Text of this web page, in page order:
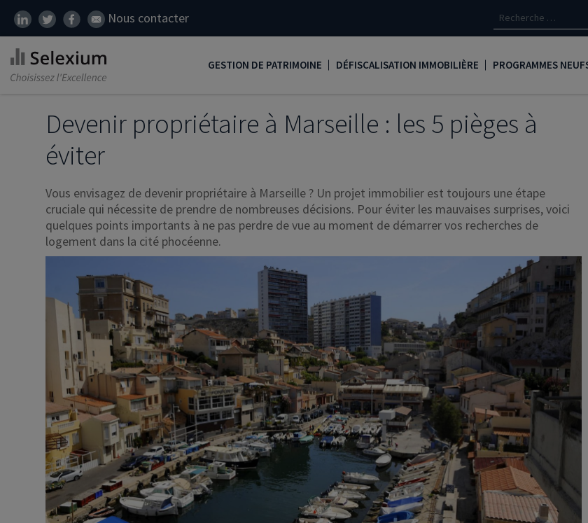
Nous contacter
GESTION DE PATRIMOINE
Réduire ses impôts
Transmission de patrimoine
SCI
Comment placer son argent
Défiscalisation
Dirigeant d’entreprise
Conseils fiscalité d’entreprise
DÉFISCALISATION IMMOBILIÈRE
Dispositif Jeanbrun
Logement locatif intermédiaire
Loi Girardin
Nue propriété
Déficit foncier
Loi Pinel
Anciens dispositifs
Investissement locatif
PROGRAMMES
Appartements neufs
Appartements neufs
Appartements neufs à
Devenir propriétaire à Marseille : les 5 pièges à
éviter
Vous envisagez de devenir propriétaire à Marseille ? Un projet immobilier est toujours une étape
cruciale qui nécessite de prendre de nombreuses décisions. Pour éviter les mauvaises surprises, voici
quelques points importants à ne pas perdre de vue au moment de démarrer vos recherches de
logement dans la cité phocéenne.